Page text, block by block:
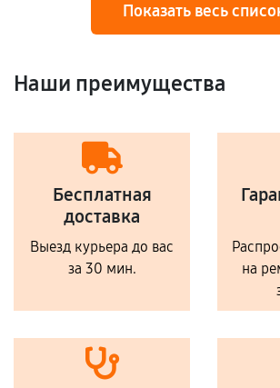
Показать весь
Наши преимущества
Бесплатная
доставка
Выезд курьера до вас
за 30 мин.
на